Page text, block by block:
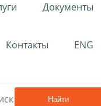
Документы
Контакты ENG
Найти